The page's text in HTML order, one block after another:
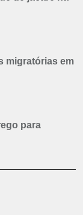
migratórias em
para